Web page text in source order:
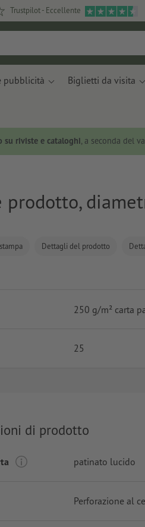
Trustpilot - Eccellente
pubblicità Biglietti da visita
su riviste e cataloghi, a seconda del
prodotto,
Dettagli del prodotto
250 g/m² carta
25
di prodotto
patinato lucido
Perforazione al